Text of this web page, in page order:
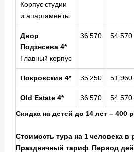
Корпус студии
и апартаменты
Двор
Подзноева 4*
Главный корпус
36 570 54 570
Покровский 4* 35 250 51 960
Old Estate 4* 36 570 54 570
Скидка на детей до 14 лет – 400
Стоимость тура на 1 человека в
Праздничный тариф. Период